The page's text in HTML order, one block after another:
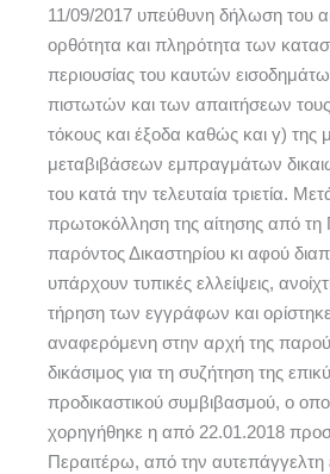
11/09/2017 υπεύθυνη δήλωση του
ορθότητα και πληρότητα των
περιουσίας του καυτών
πιστωτών και των απαιτήσεων
τόκους και έξοδα καθώς και γ)
μεταβιβάσεων εμπραγμάτων
του κατά την τελευταία τριετία.
πρωτοκόλληση της αίτησης από τη
παρόντος Δικαστηρίου κι αφού
υπάρχουν τυπικές ελλείψεις,
τήρηση των εγγράφων και
αναφερόμενη στην αρχή της
δικάσιμος για τη συζήτηση της
προδικαστικού συμβιβασμού, ο
χορηγήθηκε η από 22.01.2018
Περαιτέρω, από την αυτεπάγγελτη